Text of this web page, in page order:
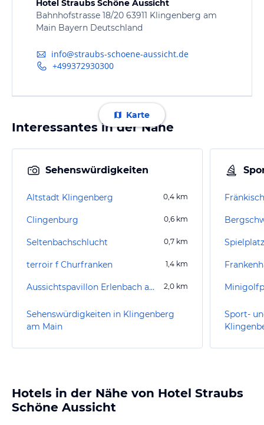
Hotel Straubs Schöne Aussicht
Bahnhofstrasse 18/20 63911 Klingenberg am
Main Bayern Deutschland
info@straubs-schoene-aussicht.de
+499372930300
Karte
Interessantes in der Nähe
Sehenswürdigkeiten
Altstadt Klingenberg 0,4 km
Clingenburg 0,6 km
Seltenbachschlucht 0,7 km
terroir f Churfranken 1,4 km
Aussichtspavillon Erlenbach am Main 2,0 km
Sehenswürdigkeiten in Klingenberg
am Main
Sport-
Hotels in der Nähe von Hotel Straubs
Schöne Aussicht